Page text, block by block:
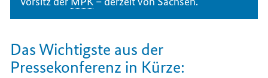
Das Wichtigste aus der
Pressekonferenz in Kürze: